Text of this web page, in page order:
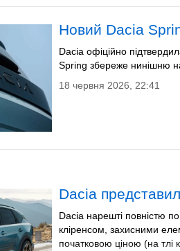
Новий Dacia
Dacia офіційно
Spring збереже нинішню
18 червня 2026, 22:41
Dacia
Dacia нарешті повністю
кліренсом, захисними
початковою ціною (на тлі